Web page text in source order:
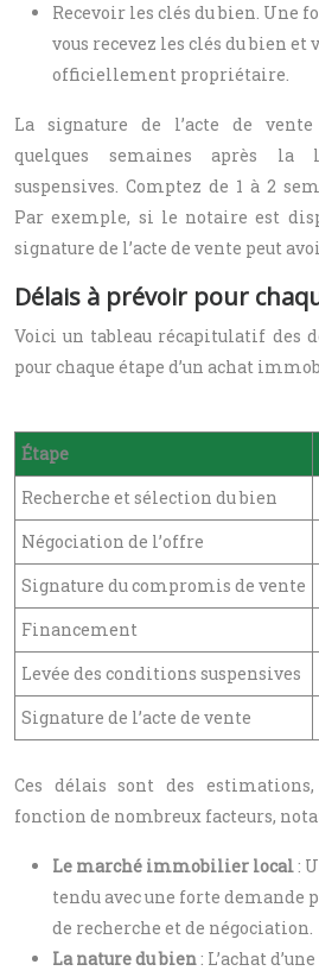
Recevoir les clés du bien. Une
vous recevez les clés du bien et
officiellement propriétaire.
La signature de l’acte de
quelques semaines après la
suspensives. Comptez de 1 à 2
Par exemple, si le notaire est
signature de l’acte de vente peut
Délais à prévoir pour
Voici un tableau récapitulatif des
pour chaque étape d’un achat
Étape
Recherche et sélection du bien
Négociation de l’offre
Signature du compromis de vente
Financement
Levée des conditions suspensives
Signature de l’acte de vente
Ces délais sont des
fonction de nombreux facteurs,
Le marché immobilier local:
tendu avec une forte demande
de recherche et de négociation.
La nature du bien: L’achat